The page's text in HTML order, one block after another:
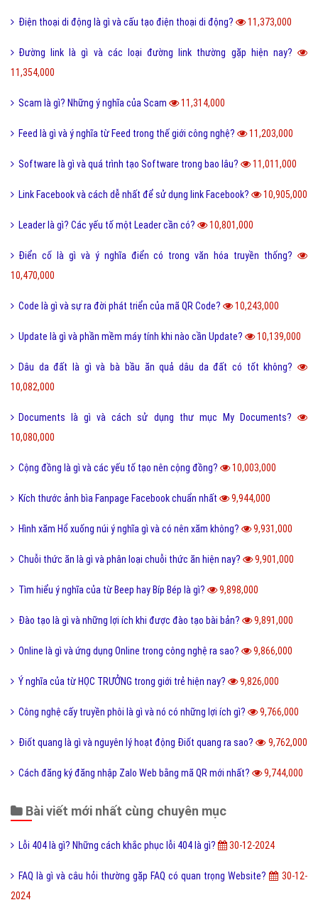
Điện thoại di động là gì và cấu tạo điện thoại di động? 11,373,000
Đường link là gì và các loại đường link thường gặp hiện nay?
11,354,000
Scam là gì? Những ý nghĩa của Scam 11,314,000
Feed là gì và ý nghĩa từ Feed trong thế giới công nghệ? 11,203,000
Software là gì và quá trình tạo Software trong bao lâu? 11,011,000
Link Facebook và cách dễ nhất để sử dụng link Facebook? 10,905,000
Leader là gì? Các yếu tố một Leader cần có? 10,801,000
Điển cố là gì và ý nghĩa điển có trong văn hóa truyền thống?
10,470,000
Code là gì và sự ra đời phát triển của mã QR Code? 10,243,000
Update là gì và phần mềm máy tính khi nào cần Update? 10,139,000
Dâu da đất là gì và bà bầu ăn quả dâu da đất có tốt không?
10,082,000
Documents là gì và cách sử dụng thư mục My Documents?
10,080,000
Cộng đồng là gì và các yếu tố tạo nên cộng đồng? 10,003,000
Kích thước ảnh bìa Fanpage Facebook chuẩn nhất 9,944,000
Hình xăm Hổ xuống núi ý nghĩa gì và có nên xăm không? 9,931,000
Chuỗi thức ăn là gì và phân loại chuỗi thức ăn hiện nay? 9,901,000
Tìm hiểu ý nghĩa của từ Beep hay Bíp Bép là gì? 9,898,000
Đào tạo là gì và những lợi ích khi được đào tạo bài bản? 9,891,000
Online là gì và ứng dụng Online trong công nghệ ra sao? 9,866,000
Ý nghĩa của từ HỌC TRƯỞNG trong giới trẻ hiện nay? 9,826,000
Công nghệ cấy truyền phôi là gì và nó có những lợi ích gì? 9,766,000
Điốt quang là gì và nguyên lý hoạt động Điốt quang ra sao? 9,762,000
Cách đăng ký đăng nhập Zalo Web bằng mã QR mới nhất? 9,744,000
Bài viết mới nhất cùng chuyên mục
Lỗi 404 là gì? Những cách khắc phục lỗi 404 là gì? 30-12-2024
FAQ là gì và câu hỏi thường gặp FAQ có quan trọng Website?
30-12-
2024